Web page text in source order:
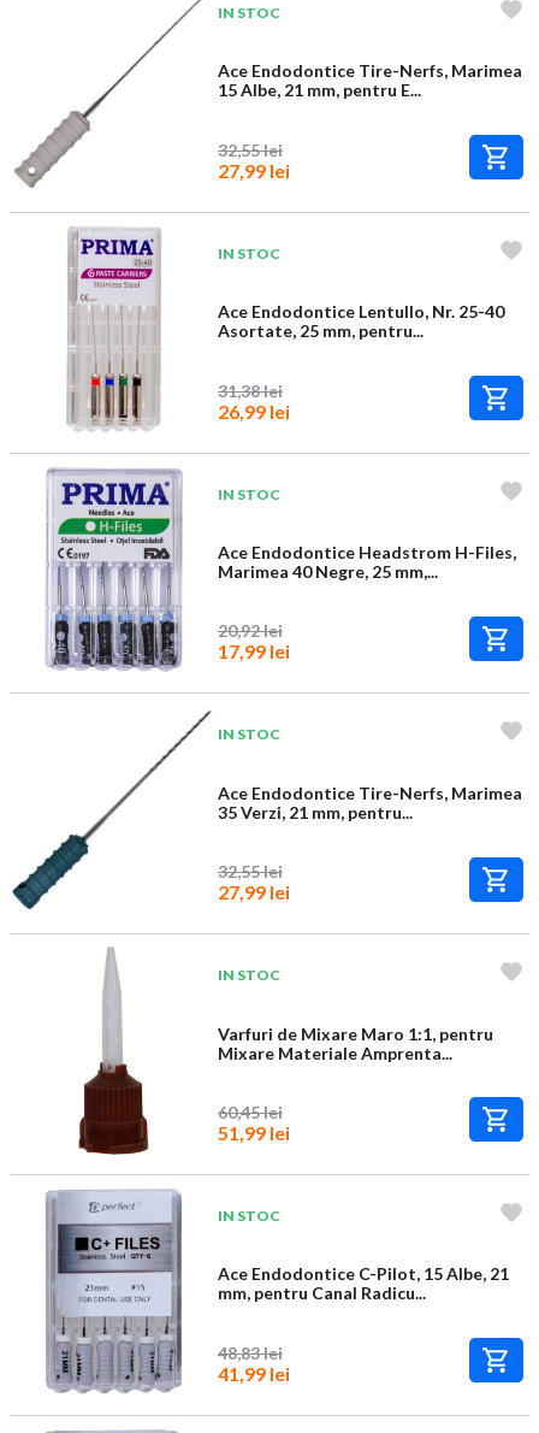
IN STOC
Ace Endodontice Tire-Nerfs, Marimea
15 Albe, 21 mm, pentru E...
32,55 lei
27,99 lei
IN STOC
Ace Endodontice Lentullo, Nr. 25-40
Asortate, 25 mm, pentru...
31,38 lei
26,99 lei
IN STOC
Ace Endodontice Headstrom H-Files,
Marimea 40 Negre, 25 mm,...
20,92 lei
17,99 lei
IN STOC
Ace Endodontice Tire-Nerfs, Marimea
35 Verzi, 21 mm, pentru...
32,55 lei
27,99 lei
IN STOC
Varfuri de Mixare Maro 1:1, pentru
Mixare Materiale Amprenta...
60,45 lei
51,99 lei
IN STOC
Ace Endodontice C-Pilot, 15 Albe, 21
mm, pentru Canal Radicu...
48,83 lei
41,99 lei